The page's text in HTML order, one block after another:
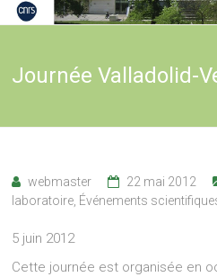
Journée Valladolid-
webmaster 22 mai 2012
laboratoire Événements
5 juin 2012
Cette journée est organisée en